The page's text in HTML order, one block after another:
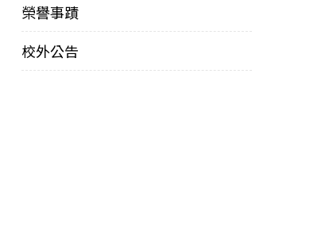
榮譽事蹟
校外公告